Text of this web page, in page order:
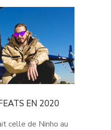
EN 2020
celle de Ninho au